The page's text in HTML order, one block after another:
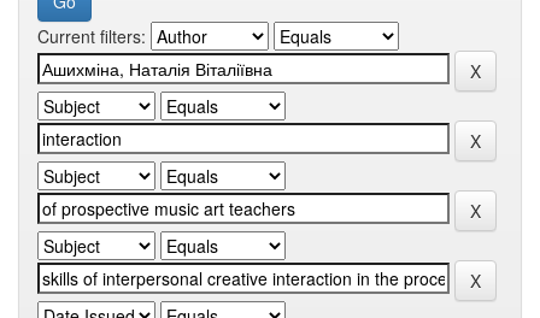
Current filters: